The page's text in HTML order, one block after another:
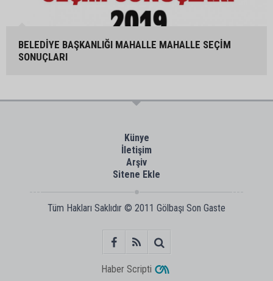
BELEDİYE BAŞKANLIĞI MAHALLE MAHALLE SEÇİM
SONUÇLARI
Künye
İletişim
Arşiv
Sitene Ekle
Tüm Hakları Saklıdır © 2011 Gölbaşı Son Gaste
Haber Scripti